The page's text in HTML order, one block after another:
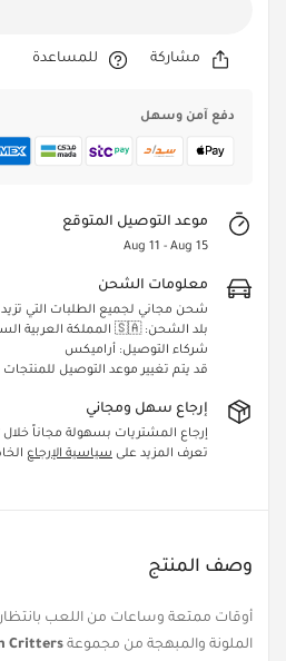
مشاركة للمساعدة
دفع آمن وسهل
موعد التوصيل المتوقع
Aug 11 - Aug 15
معلومات الشحن
شحن مجاني لجميع الطلبات التي تزيد عن ٢٠٠ ريال
بلد الشحن: 🇸🇦 المملكة العربية السعودية
شركاء التوصيل: أراميكس
قد يتم تغيير موعد التوصيل
إرجاع سهل ومجاني
إرجاع المشتريات بسهولة مجاناً خلال ٧ أيام.
تعرف المزيد على سياسية الإرجاع
وصف المنتج
أوقات ممتعة وساعات من اللعب
الملونة والمبهجة من مجموعة CrittersNo, I'm not